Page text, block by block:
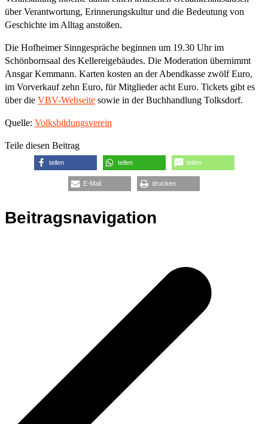
über Verantwortung, Erinnerungskultur und die Bedeutung von
Geschichte im Alltag anstoßen.
Die Hofheimer Sinngespräche beginnen um 19.30 Uhr im
Schönbornsaal des Kellereigebäudes. Die Moderation übernimmt
Ansgar Kemmann. Karten kosten an der Abendkasse zwölf Euro,
im Vorverkauf zehn Euro, für Mitglieder acht Euro. Tickets gibt es
über die VBV-Webseite sowie in der Buchhandlung Tolksdorf.
Quelle: Volksbildungsverein
Teile diesen Beitrag
teilen teilen teilen
E-Mail drucken
Beitragsnavigation